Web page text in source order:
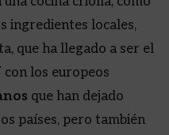
ingredientes locales,
que ha llegado a ser el
los europeos
que han dejado
países, pero también